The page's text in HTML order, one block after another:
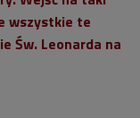
wszystkie te
Św. Leonarda na